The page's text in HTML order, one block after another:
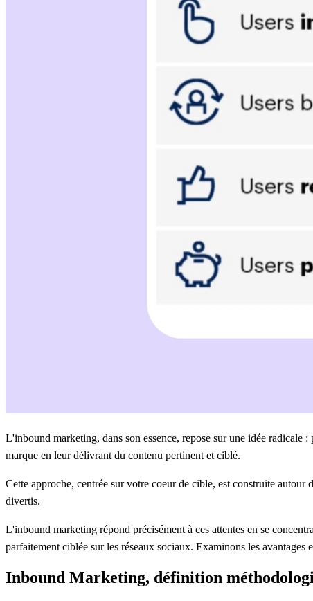
L'inbound marketing, dans son essence, repose sur une idée radicale
marque en leur délivrant du contenu pertinent et ciblé.
Cette approche, centrée sur votre coeur de cible, est construite
divertis.
L'inbound marketing répond précisément à ces attentes en se
parfaitement ciblée sur les réseaux sociaux. Examinons les avantages
Inbound Marketing, définition